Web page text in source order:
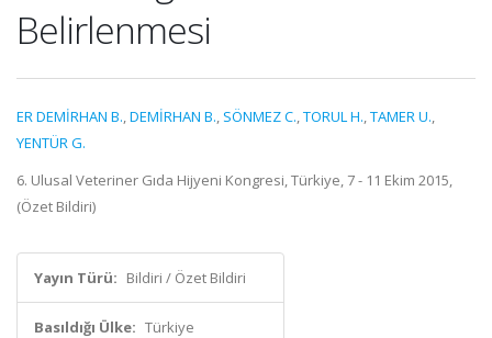
Belirlenmesi
ER DEMİRHAN B.,DEMİRHAN B., SÖNMEZ C.,TORUL H.,TAMER U.,
YENTÜR G.
6. Ulusal Veteriner Gıda Hijyeni Kongresi, Türkiye, 7 - 11 Ekim 2015,
(Özet Bildiri)
Yayın Türü: Bildiri / Özet Bildiri
Basıldığı Ülke: Türkiye